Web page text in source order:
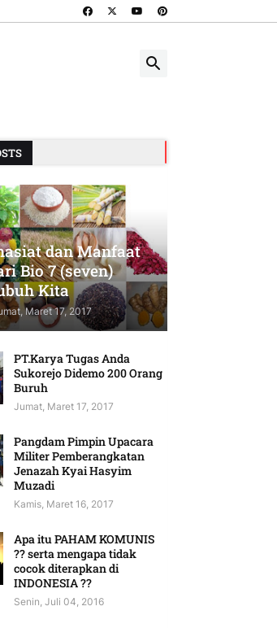
dan Manfaat
Bio 7 (seven)
Kita
Maret 17, 2017
PT.Karya Tugas Anda
Sukorejo Didemo 200 Orang
Buruh
Jumat, Maret 17, 2017
Pangdam Pimpin Upacara
Militer Pemberangkatan
Jenazah Kyai Hasyim
Muzadi
Kamis, Maret 16, 2017
Apa itu PAHAM KOMUNIS
?? serta mengapa tidak
cocok diterapkan di
INDONESIA ??
Senin, Juli 04, 2016